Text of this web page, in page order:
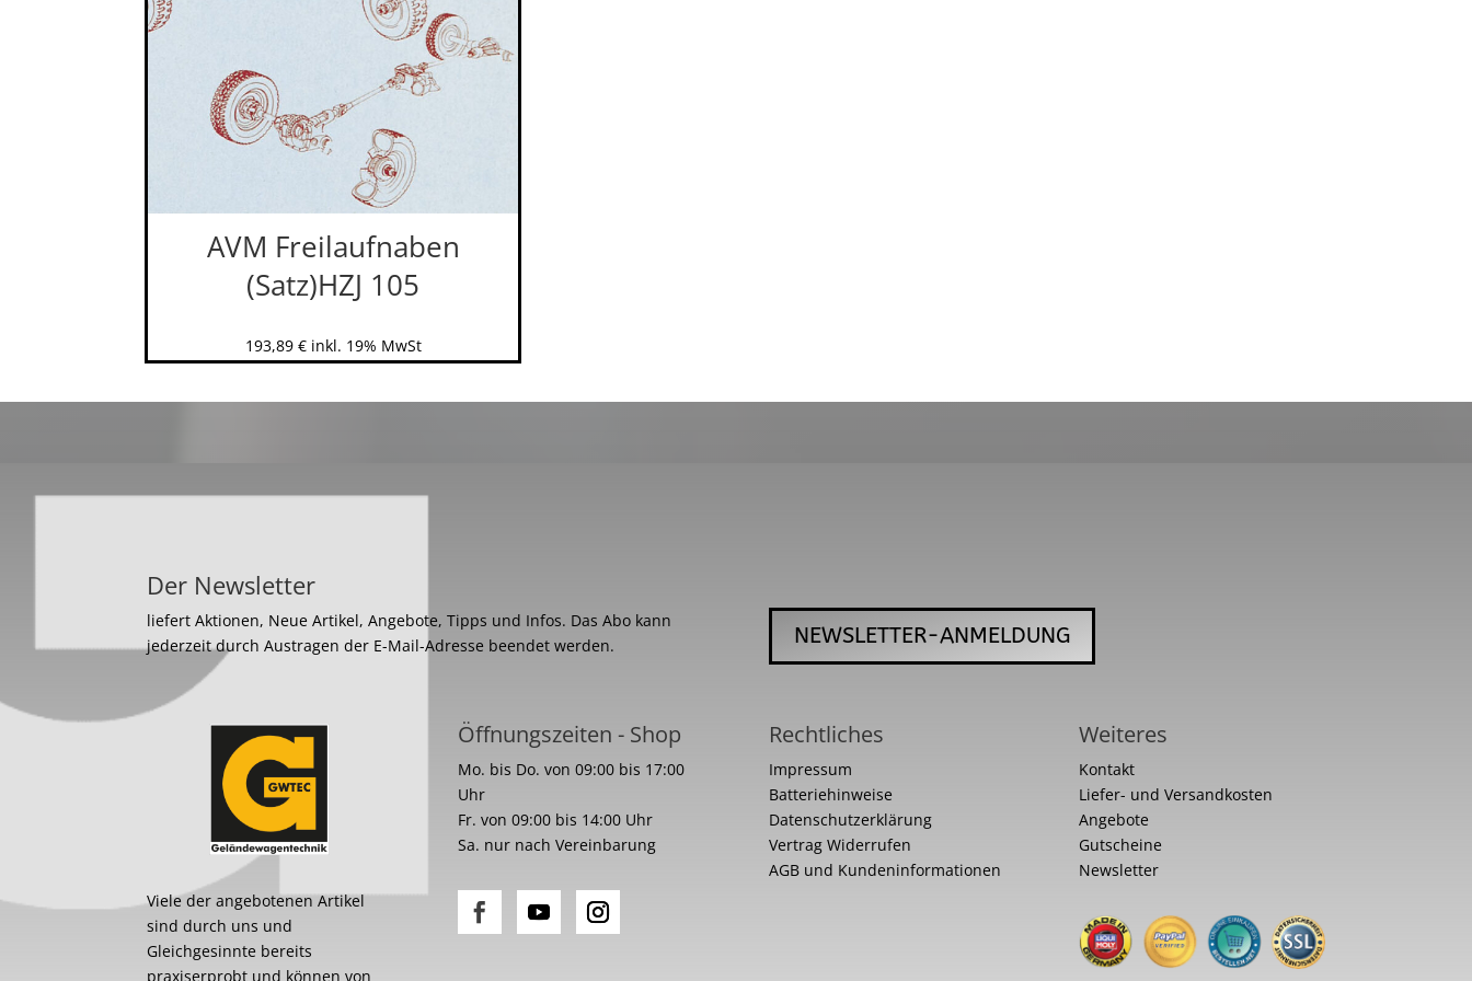
AVM Freilaufnaben
(Satz)HZJ 105
193,89 € inkl. 19% MwSt
Der Newsletter
liefert Aktionen, Neue Artikel, Angebote, Tipps und Infos. Das Abo kann
jederzeit durch Austragen der E-Mail-Adresse beendet werden.
NEWSLETTER-ANMELDUNG
Viele der angebotenen Artikel
sind durch uns und
Gleichgesinnte bereits
praxiserprobt und können von
Öffnungszeiten - Shop
Mo. bis Do. von 09:00 bis 17:00
Uhr
Fr. von 09:00 bis 14:00 Uhr
Sa. nur nach Vereinbarung
Rechtliches
Impressum
Batteriehinweise
Datenschutzerklärung
Vertrag Widerrufen
AGB und Kundeninformationen
Weiteres
Kontakt
Liefer- und Versandkosten
Angebote
Gutscheine
Newsletter